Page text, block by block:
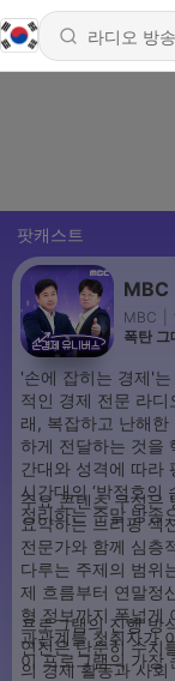
팟캐스트
MBC
MBC
폭탄
'손에 잡히는 경제'
적인 경제 전문 라
래, 복잡하고 난해
하게 전달하는 것을
간대와 성격에 따라
시간대의 ‘박정호의
정리하는 주말 방송
주요 콘텐츠 구성은
요약하는 브리핑 섹
전문가와 함께 심층
다루는 주제의 범위
제 흐름부터 연말정
형 정보까지 폭넓게
과관계를 청취자가
이 프로그램의 가장
프로그램의 진행 방
연진은 단순히 수치
의 경제 활동과 사